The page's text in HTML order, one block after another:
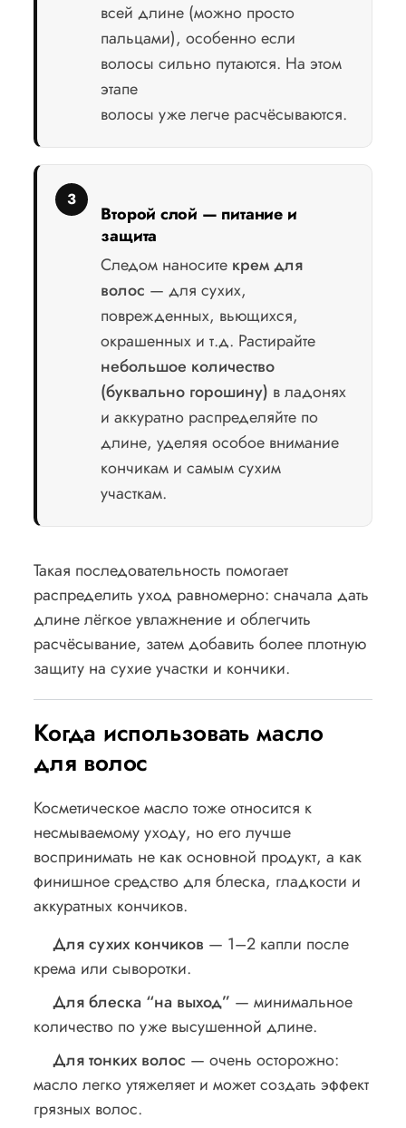
всей длине (можно просто
пальцами), особенно если
волосы сильно путаются. На этом
этапе
волосы уже легче расчёсываются.
Второй слой — питание и
защита
Следом наносите крем для
волос — для сухих,
поврежденных, вьющихся,
окрашенных и т.д. Растирайте
небольшое количество
(буквально горошину) в ладонях
и аккуратно распределяйте по
длине, уделяя особое внимание
кончикам и самым сухим
участкам.
Такая последовательность помогает
распределить уход равномерно: сначала дать
длине лёгкое увлажнение и облегчить
расчёсывание, затем добавить более плотную
защиту на сухие участки и кончики.
Когда использовать масло
для волос
Косметическое масло тоже относится к
несмываемому уходу, но его лучше
воспринимать не как основной продукт, а как
финишное средство для блеска, гладкости и
аккуратных кончиков.
Для сухих кончиков — 1–2 капли после
крема или сыворотки.
Для блеска “на выход” — минимальное
количество по уже высушенной длине.
Для тонких волос — очень осторожно:
масло легко утяжеляет и может создать эффект
грязных волос.